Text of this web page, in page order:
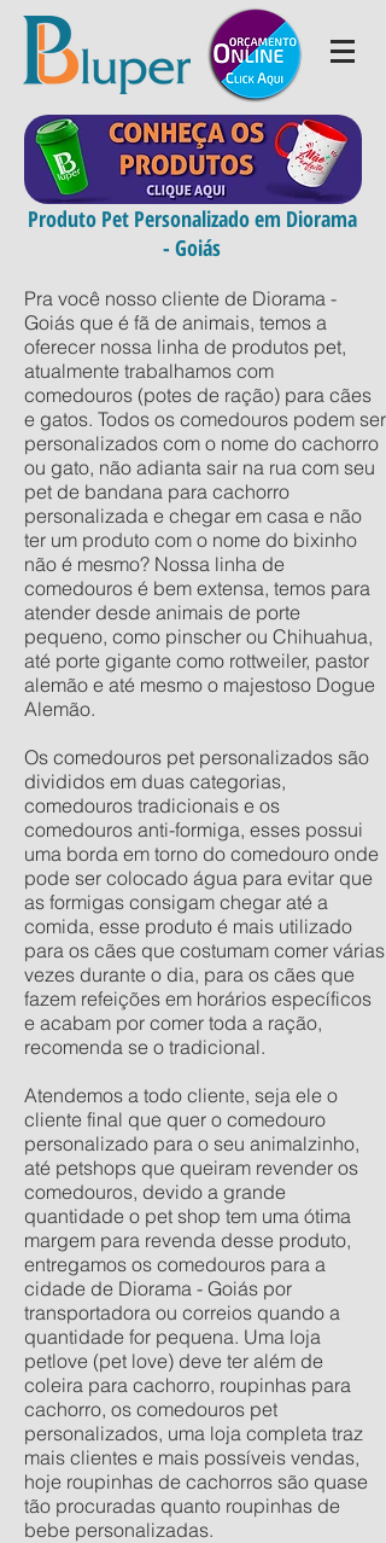
Produto Pet Personalizado em Diorama
- Goiás
Pra você nosso cliente de Diorama -
Goiás que é fã de animais, temos a
oferecer nossa linha de produtos pet,
atualmente trabalhamos com
comedouros (potes de ração) para cães
e gatos. Todos os comedouros podem ser
personalizados com o nome do cachorro
ou gato, não adianta sair na rua com seu
pet de bandana para cachorro
personalizada e chegar em casa e não
ter um produto com o nome do bixinho
não é mesmo? Nossa linha de
comedouros é bem extensa, temos para
atender desde animais de porte
pequeno, como pinscher ou Chihuahua,
até porte gigante como rottweiler, pastor
alemão e até mesmo o majestoso Dogue
Alemão.
Os comedouros pet personalizados são
divididos em duas categorias,
comedouros tradicionais e os
comedouros anti-formiga, esses possui
uma borda em torno do comedouro onde
pode ser colocado água para evitar que
as formigas consigam chegar até a
comida, esse produto é mais utilizado
para os cães que costumam comer várias
vezes durante o dia, para os cães que
fazem refeições em horários específicos
e acabam por comer toda a ração,
recomenda se o tradicional.
Atendemos a todo cliente, seja ele o
cliente final que quer o comedouro
personalizado para o seu animalzinho,
até petshops que queiram revender os
comedouros, devido a grande
quantidade o pet shop tem uma ótima
margem para revenda desse produto,
entregamos os comedouros para a
cidade de Diorama - Goiás por
transportadora ou correios quando a
quantidade for pequena. Uma loja
petlove (pet love) deve ter além de
coleira para cachorro, roupinhas para
cachorro, os comedouros pet
personalizados, uma loja completa traz
mais clientes e mais possíveis vendas,
hoje roupinhas de cachorros são quase
tão procuradas quanto roupinhas de
bebe personalizadas.